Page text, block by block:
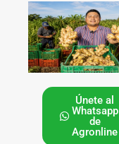
Únete al
Whatsapp
de
Agronline